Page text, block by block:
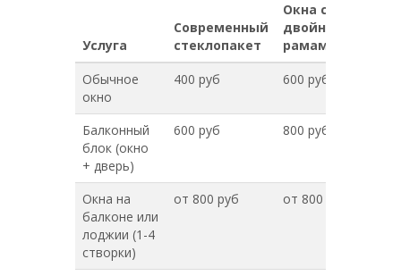
Услуга
Современный
стеклопакет
Окна с
двойными
рамами
Обычное
окно
400 руб 600 руб
Балконный
блок (окно
+ дверь)
600 руб 800 руб
Окна на
балконе или
лоджии (1-4
створки)
от 800 руб от 800 руб